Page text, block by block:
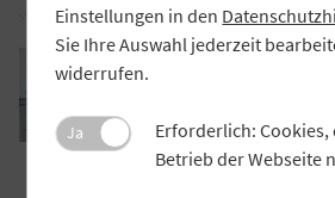
PRAXIS
Die Digitalisierung
krisenfester, davon
Einstellungen in den
Sie Ihre Auswahl jederzeit
widerrufen.
Ja
Erforderlich: Cookies,
Betrieb der Webseite